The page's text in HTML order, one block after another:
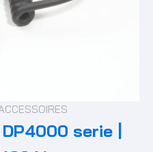
serie |